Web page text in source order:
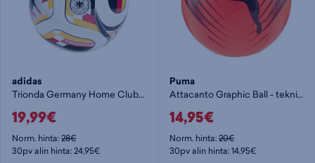
adidas
Trionda Germany Home Club Ball - jalkapallo
19,99€
Norm. hinta:28€
30pv alin hinta: 24,95€
Puma
Attacanto Graphic Ball - tekniikkapallo
14,95€
Norm. hinta:20€
30pv alin hinta: 14,95€